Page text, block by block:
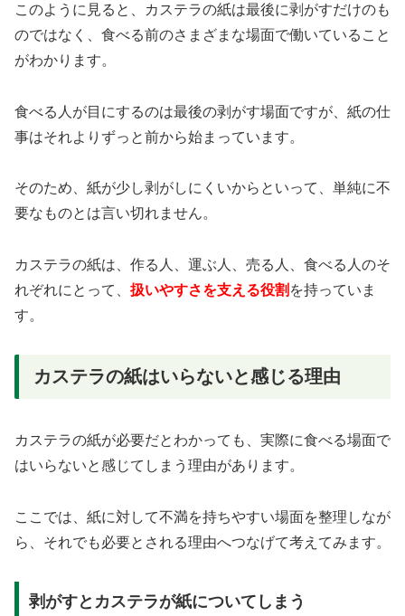
このように見ると、カステラの紙は最後に剥がすだけのも
のではなく、食べる前のさまざまな場面で働いていること
がわかります。
食べる人が目にするのは最後の剥がす場面ですが、紙の仕
事はそれよりずっと前から始まっています。
そのため、紙が少し剥がしにくいからといって、単純に不
要なものとは言い切れません。
カステラの紙は、作る人、運ぶ人、売る人、食べる人のそ
れぞれにとって、 扱いやすさを支える役割 を持っていま
す。
カステラの紙はいらないと感じる理由
カステラの紙が必要だとわかっても、実際に食べる場面で
はいらないと感じてしまう理由があります。
ここでは、紙に対して不満を持ちやすい場面を整理しなが
ら、それでも必要とされる理由へつなげて考えてみます。
剥がすとカステラが紙についてしまう